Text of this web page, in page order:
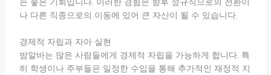
나 다른 직종으로의 이동에 있어 큰 자산이 될 수 있습니다.
경제적 자립과 자아 실현
밤알바는 많은 사람들에게 경제적 자립을 가능하게 합니다. 특
히 학생이나 주부들은 일정한 수입을 통해 추가적인 재정적 지